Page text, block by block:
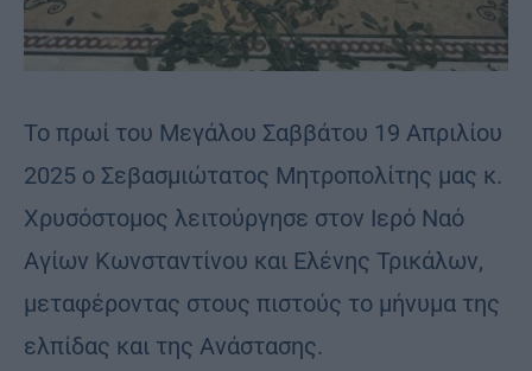
Το πρωί του Μεγάλου Σαββάτου 19 Απριλίου
2025 ο Σεβασμιώτατος Μητροπολίτης μας κ.
Χρυσόστομος λειτούργησε στον Ιερό Ναό
Αγίων Κωνσταντίνου και Ελένης Τρικάλων,
μεταφέροντας στους πιστούς το μήνυμα της
ελπίδας και της Ανάστασης.